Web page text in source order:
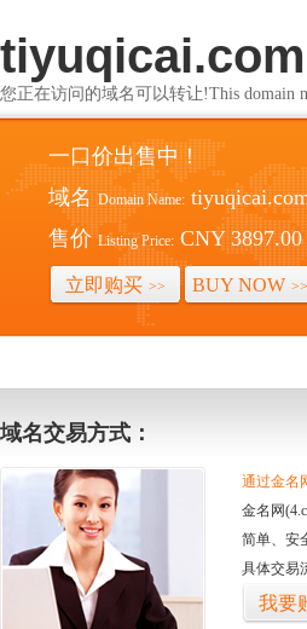
tiyuqicai.com
您正在访问的域名可以转让!This domain
一口价出售中！
域名 Domain Name:
售价 Listing Price: CNY 3897.00
立即购买 >> BUY NOW >>
域名交易方式：
通过金名
金名网
简单、安
具体交易
我要